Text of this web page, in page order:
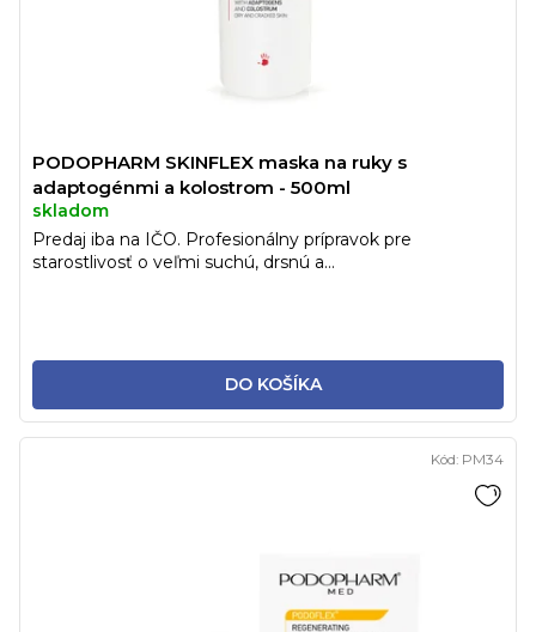
PODOPHARM SKINFLEX maska na ruky s
adaptogénmi a kolostrom - 500ml
skladom
DO KOŠÍKA
Predaj iba na IČO. Profesionálny prípravok pre
starostlivosť o veľmi suchú, drsnú a...
Kód: PM34